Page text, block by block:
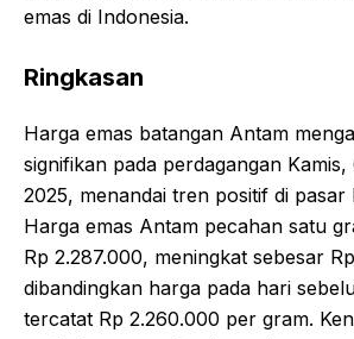
emas di Indonesia.
Ringkasan
Harga emas batangan Antam
signifikan pada perdagangan
2025, menandai tren positif di pasar
Harga emas Antam pecahan satu
Rp 2.287.000, meningkat sebesar
dibandingkan harga pada hari
tercatat Rp 2.260.000 per gram.